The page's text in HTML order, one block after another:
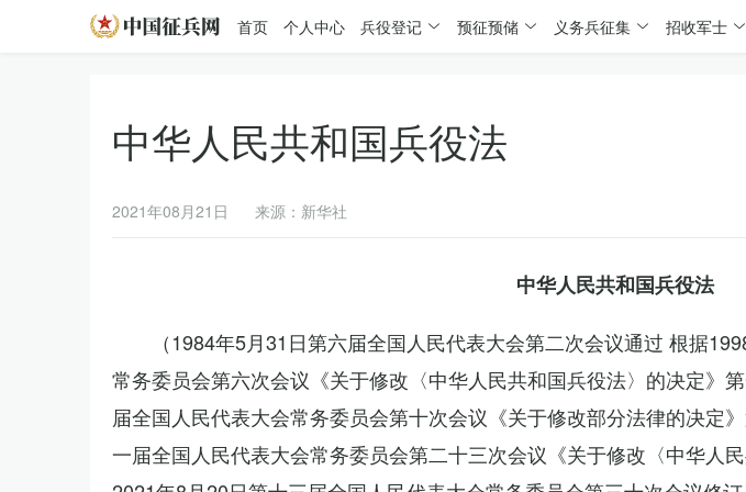
首页 个人中心 兵役登记 预征预储 义务兵征集 招收军士
中华人民共和国兵役法
2021年08月21日 来源：新华社
中华人民共和国兵役法
（1984年5月31日第六届全国人民代表大会第二次会议通过 根据
常务委员会第六次会议《关于修改〈中华人民共和国兵役法〉的决定》
届全国人民代表大会常务委员会第十次会议《关于修改部分法律的决定
一届全国人民代表大会常务委员会第二十三次会议《关于修改〈中华人